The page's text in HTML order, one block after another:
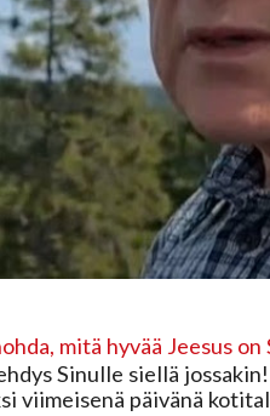
mitä hyvää Jeesus
Sinulle siellä
viimeisenä päivänä